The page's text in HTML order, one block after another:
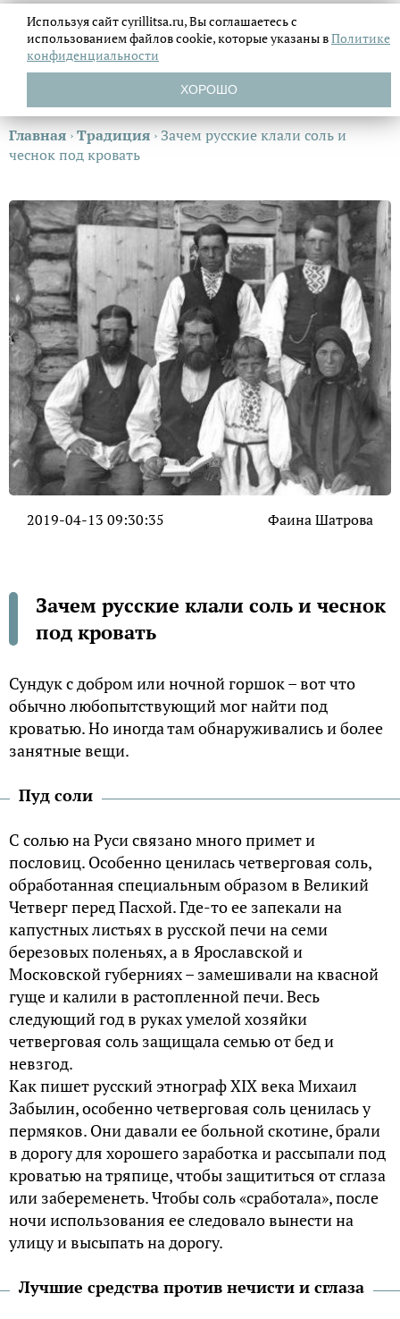
Главная ›Традиция › Зачем русские клали соль и
чеснок под кровать
2019-04-13 09:30:35 Фаина Шатрова
Зачем русские клали соль и чеснок
под кровать
Сундук с добром или ночной горшок – вот что
обычно любопытствующий мог найти под
кроватью. Но иногда там обнаруживались и более
занятные вещи.
Пуд соли
С солью на Руси связано много примет и
пословиц. Особенно ценилась четверговая соль,
обработанная специальным образом в Великий
Четверг перед Пасхой. Где-то ее запекали на
капустных листьях в русской печи на семи
березовых поленьях, а в Ярославской и
Московской губерниях – замешивали на квасной
гуще и калили в растопленной печи. Весь
следующий год в руках умелой хозяйки
четверговая соль защищала семью от бед и
невзгод.
Как пишет русский этнограф XIX века Михаил
Забылин, особенно четверговая соль ценилась у
пермяков. Они давали ее больной скотине, брали
в дорогу для хорошего заработка и рассыпали под
кроватью на тряпице, чтобы защититься от сглаза
или забеременеть. Чтобы соль «сработала», после
ночи использования ее следовало вынести на
улицу и высыпать на дорогу.
Лучшие средства против нечисти и сглаза
Используя сайт cyrillitsa.ru, Вы соглашаетесь с
использованием файловcookie, которые указаны вПолитике
конфиденциальности
ХОРОШО